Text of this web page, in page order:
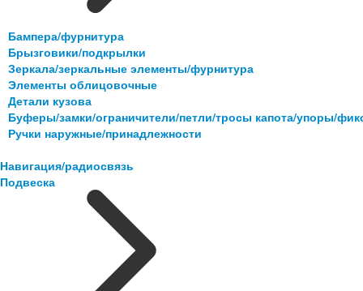
Бампера/фурнитура
Брызговики/подкрылки
Зеркала/зеркальные элементы/фурнитура
Элементы облицовочные
Детали кузова
Буферы/замки/ограничители/петли/тросы капота/упоры/
Ручки наружные/принадлежности
Навигация/радиосвязь
Подвеска